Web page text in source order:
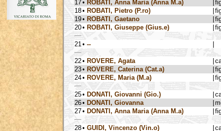
17• ROBATI, Anna Maria (Anna M.a)
18• ROBATI, Pietro (P.ro)
19• ROBATI, Gaetano
20• ROBATI, Giuseppe (Gius.e)
21 • --
22• ROVERE, Agata
23• ROVERE, Caterina (Cat.a)
24• ROVERE, Maria (M.a)
25• DONATI, Giovanni (Gio.)
26• DONATI, Giovanna
27• DONATI, Anna Maria (Anna M.a)
28• GUIDI, Vincenzo (Vin.o)